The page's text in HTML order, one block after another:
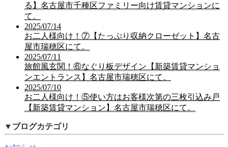
る】名古屋市千種区ファミリー向け賃貸マンションに
て。
2025/07/14
お二人様向け！⑦【たっぷり収納クローゼット】名古
屋市瑞穂区にて。
2025/07/11
旅館風玄関！⑥なぐり板デザイン【新築賃貸マンショ
ンエントランス】名古屋市瑞穂区にて。
2025/07/10
お二人様向け！⑤使い方はお客様次第の三枚引込み戸
【新築賃貸マンション】名古屋市瑞穂区にて。
▼ ブログカテゴリ